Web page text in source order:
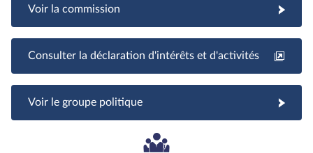
Voir la commission
Consulter la déclaration d'intérêts et d'activités
Voir le groupe politique